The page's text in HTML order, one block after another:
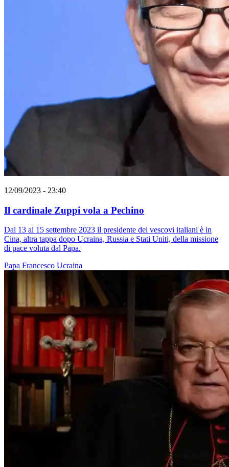
12/09/2023 - 23:40
Il cardinale Zuppi vola a Pechino
Dal 13 al 15 settembre 2023 il presidente dei vescovi italiani è in
Cina, altra tappa dopo Ucraina, Russia e Stati Uniti, della missione
di pace voluta dal Papa.
Papa Francesco Ucraina